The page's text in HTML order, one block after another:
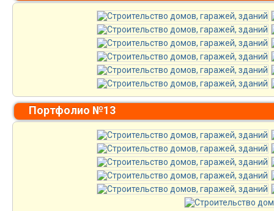
Портфолио №13